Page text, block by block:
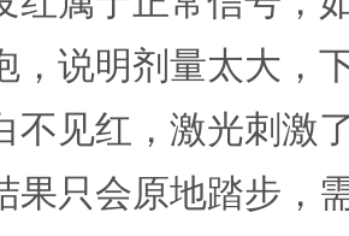
，说明剂量太大，
不见红，激光刺激
果只会原地踏步，